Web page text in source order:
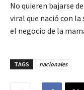
No quieren bajarse
viral que nació con la
el negocio de la
TAGS nacionales